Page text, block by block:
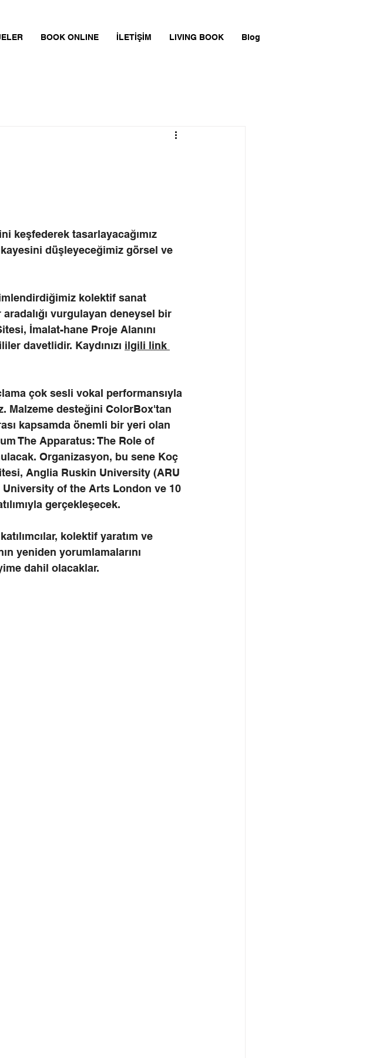
BOOK ONLINE İLETİŞİM LIVING BOOK Blog
keşfederek tasarlayacağımız
düşleyeceğimiz görsel ve
kolektif sanat
vurgulayan deneysel bir
İmalat-hane Proje Alanını
davetlidir. Kaydınızı ilgili link
çok sesli vokal performansıyla
Malzeme desteğini ColorBox'tan
kapsamda önemli bir yeri olan
The Apparatus: The Role of
Organizasyon, bu sene Koç
Anglia Ruskin University (ARU
of the Arts London ve 10
gerçekleşecek.
kolektif yaratım ve
yeniden yorumlamalarını
dahil olacaklar.